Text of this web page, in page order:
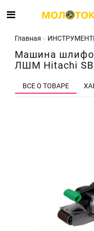
Главная
Машина
ЛШМ Hitachi
ВСЕ О ТОВАРЕ